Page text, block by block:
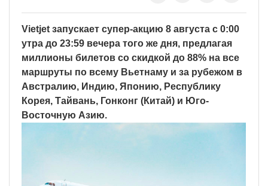
Vietjet запускает супер-акцию 8 августа с 0:00
утра до 23:59 вечера того же дня, предлагая
миллионы билетов со скидкой до 88% на все
маршруты по всему Вьетнаму и за рубежом в
Австралию, Индию, Японию, Республику
Корея, Тайвань, Гонконг (Китай) и Юго-
Восточную Азию.